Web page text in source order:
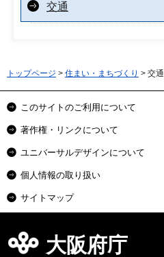
交通
トップページ > 住まい・まちづくり > 交通
このサイトのご利用について
著作権・リンクについて
ユニバーサルデザインについて
個人情報の取り扱い
サイトマップ
大阪府庁